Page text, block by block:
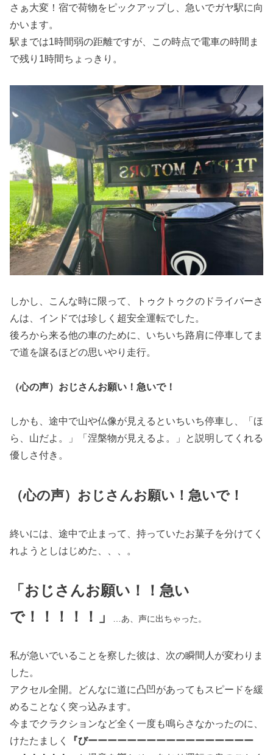
さぁ大変！宿で荷物をピックアップし、急いでガヤ駅に向
かいます。
駅までは1時間弱の距離ですが、この時点で電車の時間ま
で残り1時間ちょっきり。
しかし、こんな時に限って、トゥクトゥクのドライバーさ
んは、インドでは珍しく超安全運転でした。
後ろから来る他の車のために、いちいち路肩に停車してま
で道を譲るほどの思いやり走行。
（心の声）おじさんお願い！急いで！
しかも、途中で山や仏像が見えるといちいち停車し、「ほ
ら、山だよ。」「涅槃物が見えるよ。」と説明してくれる
優しさ付き。
（心の声）おじさんお願い！急いで！
終いには、途中で止まって、持っていたお菓子を分けてく
れようとしはじめた、、、。
「おじさんお願い！！急い
で！！！！！」
あ、声に出ちゃった。
私が急いでいることを察した彼は、次の瞬間人が変わりま
した。
アクセル全開。どんなに道に凸凹があってもスピードを緩
めることなく突っ込みます。
今までクラクションなど全く一度も鳴らさなかったのに、
けたたましく
『びーーーーーーーーーーーーーーーーー